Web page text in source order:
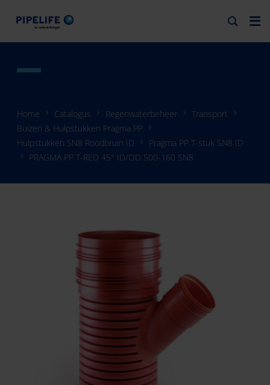
Home Catalogus Regenwaterbeheer
Transport
Buizen & Hulpstukken Pragma PP
Hulpstukken SN8 Roodbruin ID
Pragma PP T-stuk SN8 ID
PRAGMA PP T-RED 45° ID/OD 500-160 SN8